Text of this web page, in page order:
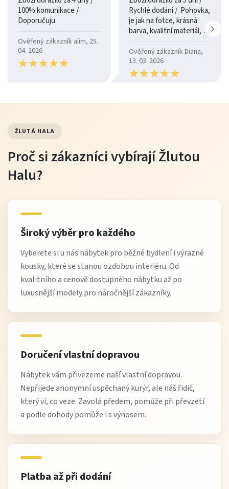
100% komunikace /
Doporučuju
Ověřený zákazník alim, 25.
04. 2026
★★★★★
★★★★★
Rychlé dodání / Pohovka,
je jak na fotce, krásná
barva, kvalitní materiál, a
Ověřený zákazník Diana,
13. 03. 2026
★★★★★
★★★★★
ŽLUTÁ HALA
Proč si zákazníci vybírají Žlutou
Halu?
Široký výběr pro každého
Vyberete si u nás nábytek pro běžné bydlení i výrazné
kousky, které se stanou ozdobou interiéru. Od
kvalitního a cenově dostupného nábytku až po
luxusnější modely pro náročnější zákazníky.
Doručení vlastní dopravou
Nábytek vám přivezeme naší vlastní dopravou.
Nepřijede anonymní uspěchaný kurýr, ale náš řidič,
který ví, co veze. Zavolá předem, pomůže při převzetí
a podle dohody pomůže i s výnosem.
Platba až při dodání